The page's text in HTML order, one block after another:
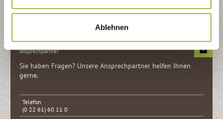
Ablehnen
Kontaktformular
Ansprechpartner
Sie haben Fragen? Unsere Ansprech­partner helfen Ihnen
gerne.
Telefon
(0 22 61) 60 11 0